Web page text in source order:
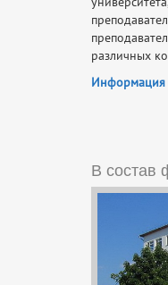
различных
Информация
В состав